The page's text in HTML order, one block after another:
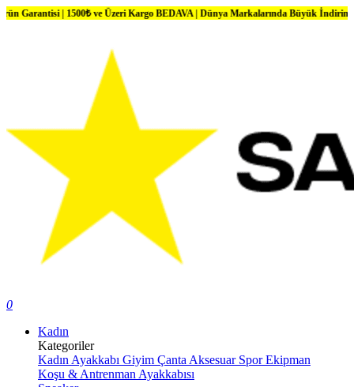
| 1500₺ ve Üzeri Kargo BEDAVA | Dünya Markalarında Büyük İndirimler
0
Kadın
Kategoriler
Kadın Ayakkabı Giyim Çanta Aksesuar Spor Ekipman
Koşu & Antrenman Ayakkabısı